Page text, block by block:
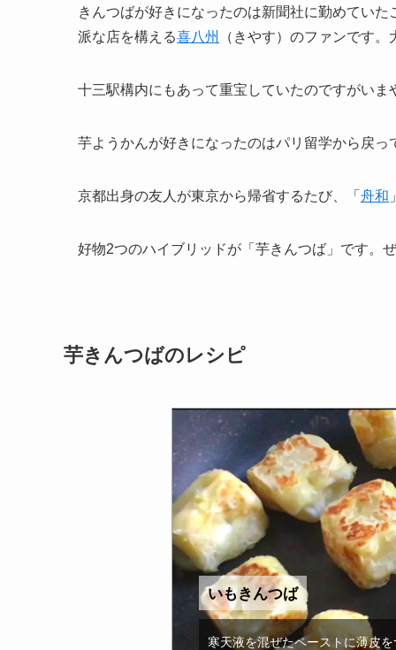
きんつばが好きになったのは新聞社に勤めてい
派な店を構える喜八州 （きやす）のファンです
十三駅構内にもあって重宝していたのですがい
芋ようかんが好きになったのはパリ留学から戻っ
京都出身の友人が東京から帰省するたび、「 舟和
好物2つのハイブリッドが「芋きんつば」です。
芋きんつばのレシピ
いもきんつば
寒天液を混ぜたペーストに薄皮